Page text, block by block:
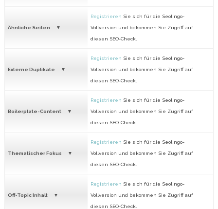
Ähnliche Seiten
Registrieren Sie sich für die Seolingo-
Vollversion und bekommen Sie Zugriff auf
diesen SEO-Check.
Externe Duplikate
Registrieren Sie sich für die Seolingo-
Vollversion und bekommen Sie Zugriff auf
diesen SEO-Check.
Boilerplate-Content
Registrieren Sie sich für die Seolingo-
Vollversion und bekommen Sie Zugriff auf
diesen SEO-Check.
Thematischer Fokus
Registrieren Sie sich für die Seolingo-
Vollversion und bekommen Sie Zugriff auf
diesen SEO-Check.
Off-Topic Inhalt
Registrieren Sie sich für die Seolingo-
Vollversion und bekommen Sie Zugriff auf
diesen SEO-Check.